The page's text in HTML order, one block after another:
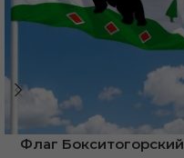
Флаг Бокситогорский